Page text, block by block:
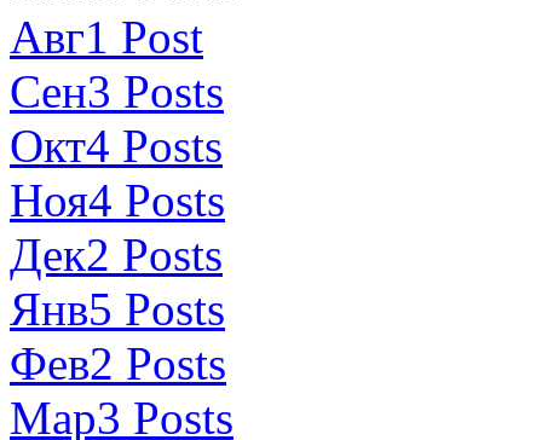
Авг1 Post
Сен3 Posts
Окт4 Posts
Ноя4 Posts
Дек2 Posts
Янв5 Posts
Фев2 Posts
Мар3 Posts